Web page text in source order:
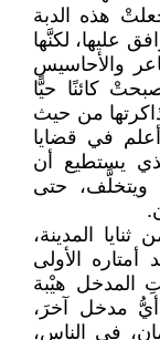
هذه الدبة
عليها، لكنَّها
والأحاسيس
كائنًا حيًّا
من حيث
في قضايا
يستطيع أن
ويتخلَّف، حتى
المدينة،
الأولى
المدخل هيْبة
مدخل آخرَ،
في الناس،